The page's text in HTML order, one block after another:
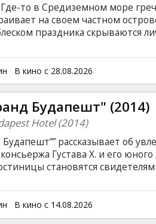
то в Средиземном море
на своем частном
праздника скрываются
языке с субтитрами на
В кино с 28.08.2026
Будапешт" (2014)
Hotel (2014)
Будапешт”” рассказывает об
Густава Х. и его
становятся
изменений в Европе
Фильм на английском языке
В кино с 14.08.2026